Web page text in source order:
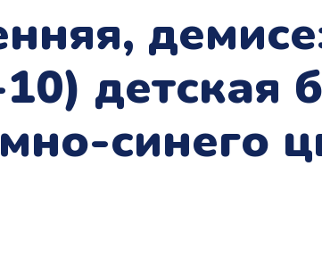
детская
синего